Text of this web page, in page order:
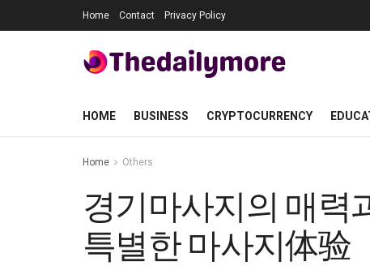
Home Contact Privacy Policy
HOME BUSINESS CRYPTOCURRENCY
Home Others
경기마사지의 매력
특별한 마사지体验